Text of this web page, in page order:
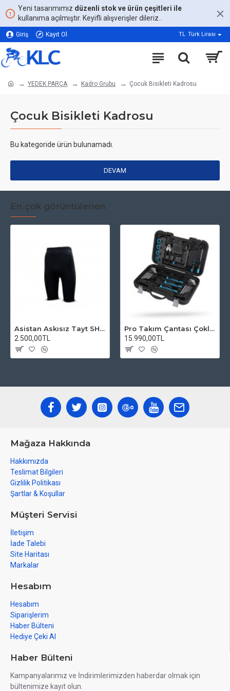
Yeni tasarımımız düzenli stok ve ürün çeşitleri ile
kullanıma açılmıştır. Keyifli alışverişler dileriz..
Giriş Kayıt Ol TL Türk Lirası
YEDEK PARÇA Kadro Grubu Çocuk Bisikleti Kadrosu
Çocuk Bisikleti Kadrosu
Bu kategoride ürün bulunamadı.
DEVAM
En çok görüntülenen
Asistan Askısız Tayt SH20 Pedli Siyah
2.500,00TL
Pro Takım Çantası Çoklu Tamir Seti
15.990,00TL
Mağaza Hakkında
Hakkımızda
Teslimat Bilgileri
Gizlilik Politikası
Şartlar & Koşullar
Müşteri Servisi
İletişim
İade Talebi
Site Haritası
Markalar
Hesabım
Hesabım
Siparişlerim
Haber Bülteni
Hediye Çeki Al
Haber Bülteni
Kampanyalarımız ve İndirimlerimizden haberdar olmak için
bültenimize kayıt olun.